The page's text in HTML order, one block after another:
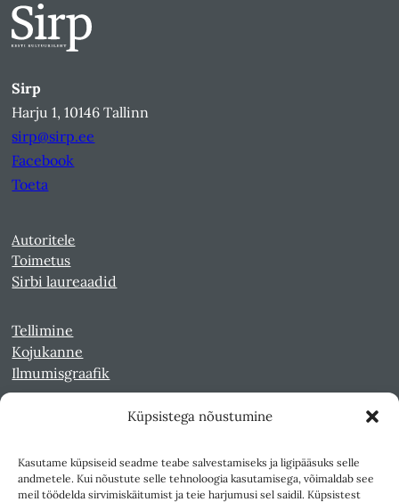
Küpsistega nõustumine
Kasutame küpsiseid seadme teabe salvestamiseks ja ligipääsuks selle
andmetele. Kui nõustute selle tehnoloogia kasutamisega, võimaldab see
meil töödelda sirvimiskäitumist ja teie harjumusi sel saidil. Küpsistest
Sirp
Harju 1, 10146 Tallinn
sirp@sirp.ee
Facebook
Toeta
Autoritele
Toimetus
Sirbi laureaadid
Tellimine
Kojukanne
Ilmumisgraafik
Kultuurileht 1994-1997
Reede 1989-1990